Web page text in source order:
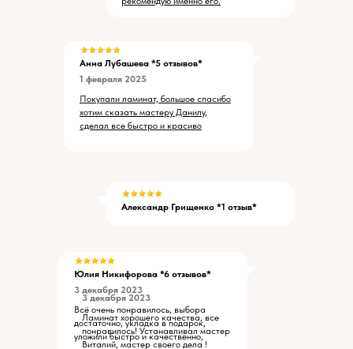
Анна Лубашева *5 отзывов*
1 февраля 2025
Покупали ламинат, большое спасибо
хотим сказать мастеру Данилу,
сделал все быстро и красиво
Юлия Никифорова *6 отзывов*
3 декабря 2023
Всё очень понравилось, выбора
достаточно, укладка в подарок,
уложили быстро и качественно,
Александр Грищенко *1 отзыв*
Ламинат хорошего качества, все
понравилось! Устанавливал мастер
Виталий, мастер своего дела !
3 декабря 2023